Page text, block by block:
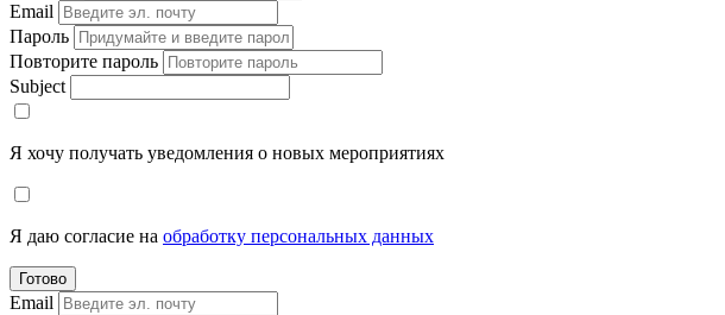
Email
Пароль
Повторите пароль
Subject
Я хочу получать уведомления о новых мероприятиях
Я даю согласие на обработку персональных данных
Готово
Email